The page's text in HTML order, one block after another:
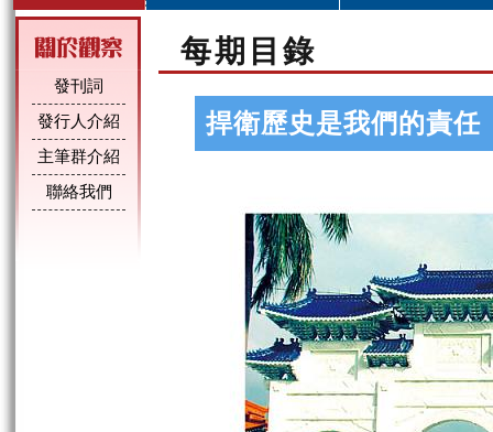
發刊詞
發行人介紹
主筆群介紹
聯絡我們
每期目錄
捍衛歷史是我們的責任